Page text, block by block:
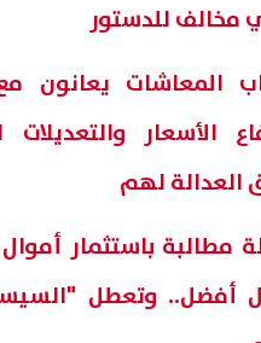
مخالف للدستور
المعاشات يعانون
الأسعار والتعديلات
العدالة لهم
مطالبة باستثمار أموال
أفضل.. وتعطل